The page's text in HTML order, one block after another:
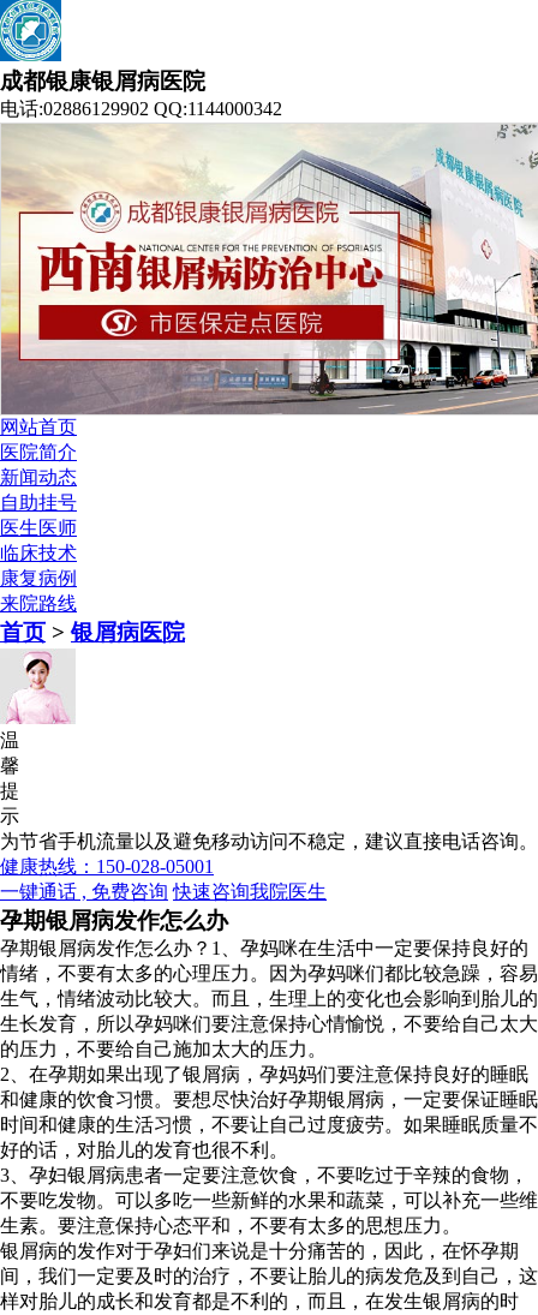
成都银康银屑病医院
电话:02886129902 QQ:1144000342
网站首页
医院简介
新闻动态
自助挂号
医生医师
临床技术
康复病例
来院路线
首页 >银屑病医院
温
馨
提
示
为节省手机流量以及避免移动访问不稳定，建议直接电话咨询。
健康热线：150-028-05001
一键通话 , 免费咨询 快速咨询我院医生
孕期银屑病发作怎么办
孕期银屑病发作怎么办？1、孕妈咪在生活中一定要保持良好的
情绪，不要有太多的心理压力。因为孕妈咪们都比较急躁，容易
生气，情绪波动比较大。而且，生理上的变化也会影响到胎儿的
生长发育，所以孕妈咪们要注意保持心情愉悦，不要给自己太大
的压力，不要给自己施加太大的压力。
2、在孕期如果出现了银屑病，孕妈妈们要注意保持良好的睡眠
和健康的饮食习惯。要想尽快治好孕期银屑病，一定要保证睡眠
时间和健康的生活习惯，不要让自己过度疲劳。如果睡眠质量不
好的话，对胎儿的发育也很不利。
3、孕妇银屑病患者一定要注意饮食，不要吃过于辛辣的食物，
不要吃发物。可以多吃一些新鲜的水果和蔬菜，可以补充一些维
生素。要注意保持心态平和，不要有太多的思想压力。
银屑病的发作对于孕妇们来说是十分痛苦的，因此，在怀孕期
间，我们一定要及时的治疗，不要让胎儿的病发危及到自己，这
样对胎儿的成长和发育都是不利的，而且，在发生银屑病的时